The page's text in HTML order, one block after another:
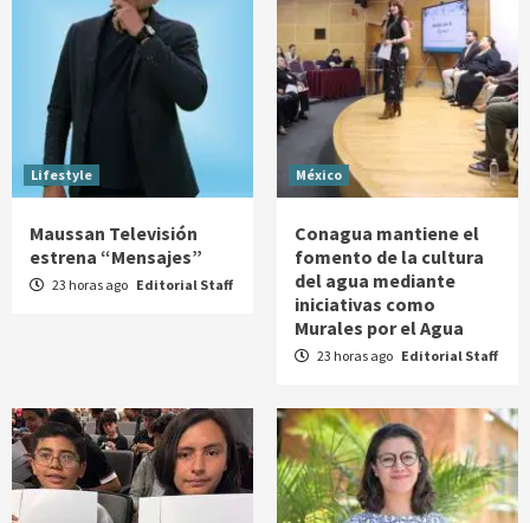
Lifestyle
Maussan Televisión
estrena “Mensajes”
23 horas ago Editorial Staff
México
Conagua mantiene el
fomento de la cultura
del agua mediante
iniciativas como
Murales por el Agua
23 horas ago Editorial Staff